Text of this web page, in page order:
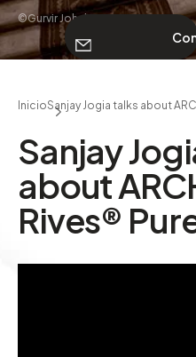
SOBRE NOSOTROS
©Gurvir Johal
InicioSanjay Jogia talks about
Sanjay
about
Rives®